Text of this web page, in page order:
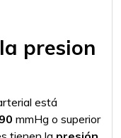
presion
está
90 mmHg o superior